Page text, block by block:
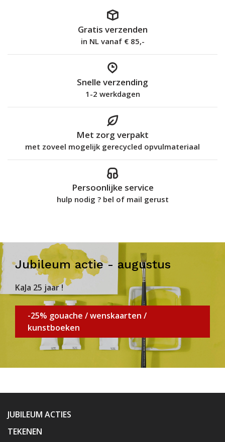
Gratis verzenden
in NL vanaf € 85,-
Snelle verzending
1-2 werkdagen
Met zorg verpakt
met zoveel mogelijk gerecycled opvulmateriaal
Persoonlijke service
hulp nodig ? bel of mail gerust
Jubileum actie - augustus
KaJa 25 jaar !
-25% gouache / wenskaarten /
kunstboeken
JUBILEUM ACTIES
TEKENEN